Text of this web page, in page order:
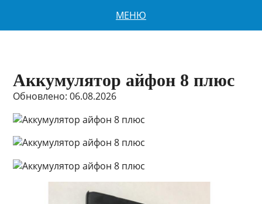
МЕНЮ
Аккумулятор айфон 8 плюс
Обновлено: 06.08.2026